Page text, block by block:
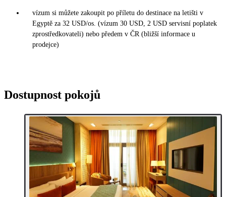
vízum si můžete zakoupit po příletu do destinace na letišti v
Egyptě za 32 USD/os. (vízum 30 USD, 2 USD servisní poplatek
zprostředkovateli) nebo předem v ČR (bližší informace u
prodejce)
Dostupnost pokojů